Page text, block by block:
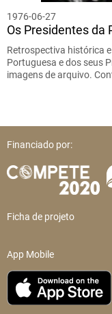
1976-06-27
Os Presidentes da
Retrospectiva histórica
Portuguesa e dos seus
imagens de arquivo.
Financiado por:
Ficha de projeto
App Mobile